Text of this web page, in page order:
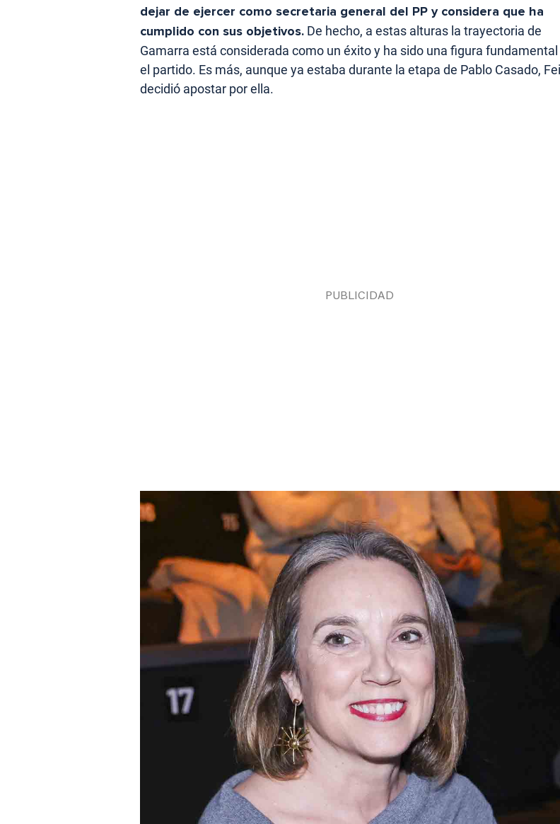
dejar de ejercer como secretaria general del PP y considera que ha
cumplido con sus objetivos. De hecho, a estas alturas la trayectoria de
Gamarra está considerada como un éxito y ha sido una figura fundamental
el partido. Es más, aunque ya estaba durante la etapa de Pablo Casado,
decidió apostar por ella.